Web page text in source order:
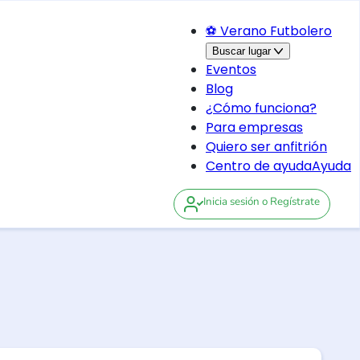
⚽ Verano Futbolero
Buscar lugar
Eventos
Blog
¿Cómo funciona?
Para empresas
Quiero ser anfitrión
Centro de ayudaAyuda
Inicia sesión o Regístrate